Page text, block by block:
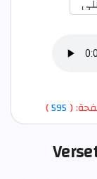
(
595
)